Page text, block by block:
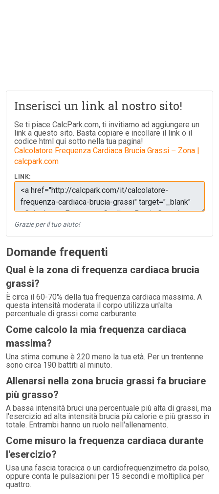
Inserisci un link al nostro sito!
Se ti piace CalcPark.com, ti invitiamo ad aggiungere un
link a questo sito. Basta copiare e incollare il link o il
codice html qui sotto nella tua pagina!
Calcolatore Frequenza Cardiaca Brucia Grassi – Zona |
calcpark.com
LINK:
Grazie per il tuo aiuto!
Domande frequenti
Qual è la zona di frequenza cardiaca brucia
grassi?
È circa il 60-70% della tua frequenza cardiaca massima. A
questa intensità moderata il corpo utilizza un'alta
percentuale di grassi come carburante.
Come calcolo la mia frequenza cardiaca
massima?
Una stima comune è 220 meno la tua età. Per un trentenne
sono circa 190 battiti al minuto.
Allenarsi nella zona brucia grassi fa bruciare
più grasso?
A bassa intensità bruci una percentuale più alta di grassi, ma
l'esercizio ad alta intensità brucia più calorie e più grasso in
totale. Entrambi hanno un ruolo nell'allenamento.
Come misuro la frequenza cardiaca durante
l'esercizio?
Usa una fascia toracica o un cardiofrequenzimetro da polso,
oppure conta le pulsazioni per 15 secondi e moltiplica per
quattro.